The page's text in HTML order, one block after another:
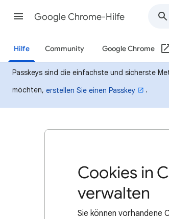
Google Chrome-Hilfe
Hilfe Community Google Chrome
Passkeys sind die einfachste und sicherste
möchten, erstellen Sie einen Passkey .
Cookies in
verwalten
Sie können vorhandene